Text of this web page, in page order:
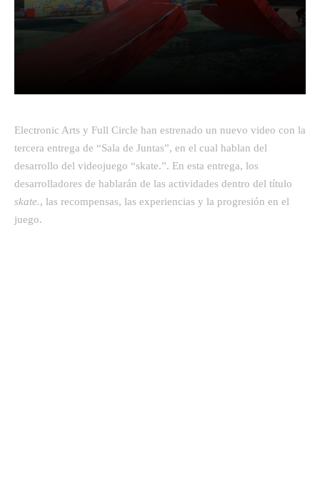
Electronic Arts y Full Circle han estrenado un nuevo video con la
tercera entrega de “Sala de Juntas”, en el cual hablan del
desarrollo del videojuego “skate.”. En esta entrega, los
desarrolladores de hablarán de las actividades dentro del título
skate., las recompensas, las experiencias y la progresión en el
juego.